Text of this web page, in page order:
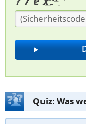
Quiz: Was